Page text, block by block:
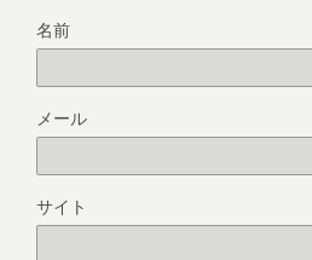
名前
メール
サイト